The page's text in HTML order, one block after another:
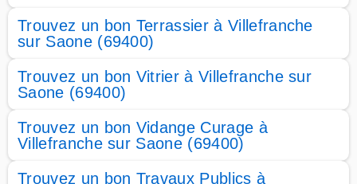
Trouvez un bon Terrassier à Villefranche
sur Saone (69400)
Trouvez un bon Vitrier à Villefranche sur
Saone (69400)
Trouvez un bon Vidange Curage à
Villefranche sur Saone (69400)
Trouvez un bon Travaux Publics à